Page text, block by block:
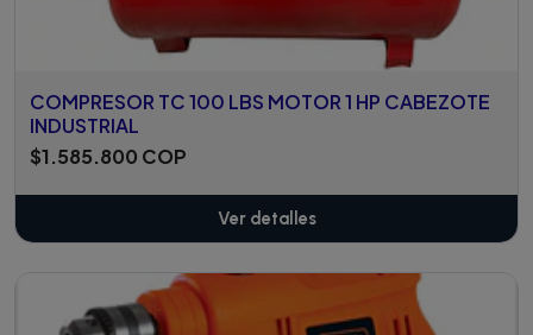
COMPRESOR TC 100 LBS MOTOR 1 HP CABEZOTE
INDUSTRIAL
$1.585.800 COP
Ver detalles